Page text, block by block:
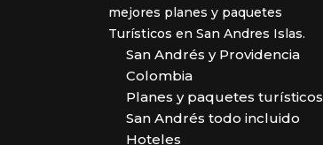
mejores planes y paquetes
Turísticos en San Andres Islas.
San Andrés y Providencia
Colombia
Planes y paquetes turísticos
San Andrés todo incluido
Hoteles